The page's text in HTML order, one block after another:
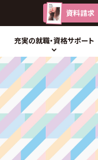
資料請求
充実の就職・資格サポート